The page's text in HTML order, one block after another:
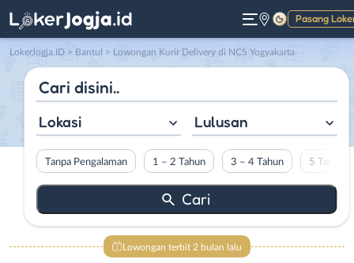
Pasang
Gelap
LokerJogja.ID > Bantul > Lowongan Kurir Delivery di NCS Yogyakarta
Lokasi Lulusan
Tanpa Pengalaman 1 – 2 Tahun 3 – 4 Tahun 5 Tahun
Lowongan terbit 2 bulan lalu